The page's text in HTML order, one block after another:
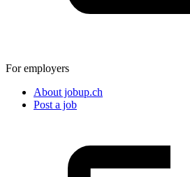
For employers
About jobup.ch
Post a job